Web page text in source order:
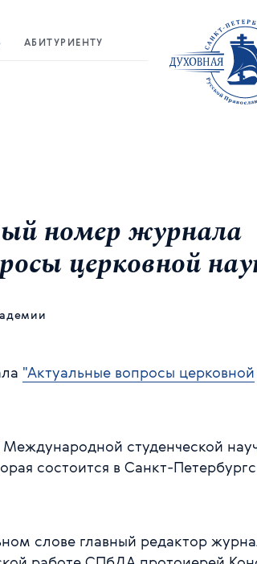
АБИТУРИЕНТУ
номер журнала
церковной
"Актуальные вопросы церковной
студенческой
состоится в Санкт-
слове главный редактор